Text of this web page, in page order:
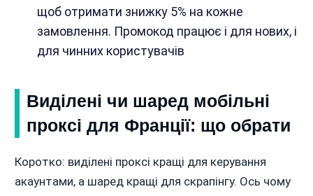
щоб отримати знижку 5% на кожне
замовлення. Промокод працює і для нових, і
для чинних користувачів
Виділені чи шаред мобільні
проксі для Франції: що обрати
Коротко: виділені проксі кращі для керування
акаунтами, а шаред кращі для скрапінгу. Ось чому